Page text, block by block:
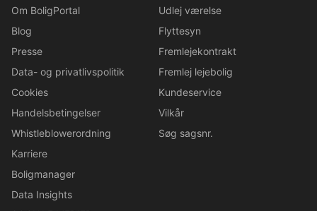
Om BoligPortal
Blog
Presse
Data- og privatlivspolitik
Cookies
Handelsbetingelser
Whistleblowerordning
Karriere
Boligmanager
Data Insights
Udlej værelse
Flyttesyn
Fremlejekontrakt
Fremlej lejebolig
Kundeservice
Vilkår
Søg sagsnr.